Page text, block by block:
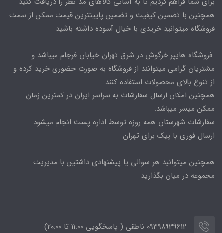
همچنین با تضمین کیفیت و تضمین پایینترین قیمت ممکن از سمت
فروشگاه میتوانید خریدی با خیال آسوده داشته باشید
فروشگاه هایپر خرگوش در شرق تهران خیابان فرجام میباشد و
مشتریان گرامی میتوانند از فروشگاه به صورت حضوری خرید کرده و
از تنوع بالای محصولات استفاده کنند
همچنین امکان ارسال سفارشات به سراسر ایران در کمترین زمان
ممکن میسر میباشد.
سفارشات شهرستان همه روزه توسط اداره پست انجام میشود.
ارسال فوری با پیک برای تهران
همچنین میتوانید هر سوالی یا پیشنهادی داشتین با مدیریت
مجموعه در میان بگذارید
09398939612 ناطقی ( پاسخگویی 11:00 تا ۲۰:00)